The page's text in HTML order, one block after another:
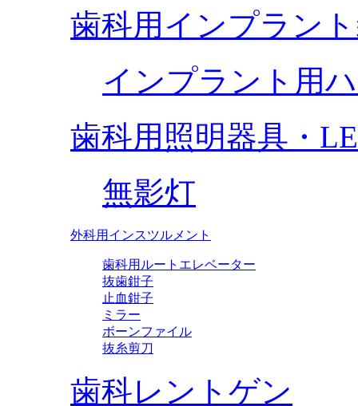
歯科用インプラン
インプラント用
歯科用照明器具・
無影灯
外科用インスツルメント
歯科用ルートエレベーター
抜歯鉗子
止血鉗子
ミラー
ボーンファイル
抜糸剪刀
歯科レントゲン